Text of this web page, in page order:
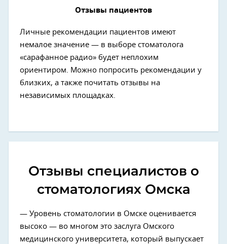
Отзывы пациентов
Личные рекомендации пациентов имеют
немалое значение — в выборе стоматолога
«сарафанное радио» будет неплохим
ориентиром. Можно попросить рекомендации у
близких, а также почитать отзывы на
независимых площадках.
Отзывы специалистов о
стоматологиях Омска
— Уровень стоматологии в Омске оценивается
высоко — во многом это заслуга Омского
медицинского университета, который выпускает